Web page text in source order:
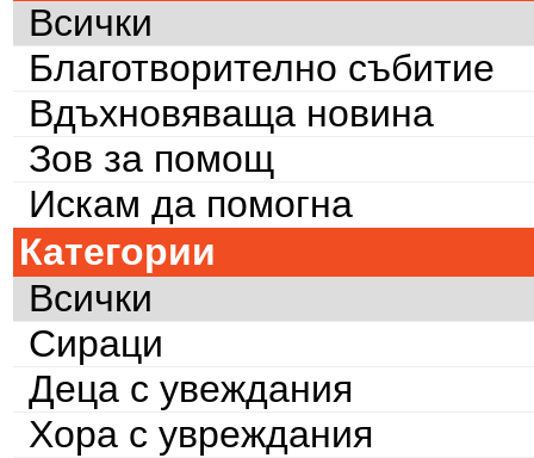
Всички
Благотворително събитие
Вдъхновяваща новина
Зов за помощ
Искам да помогна
Категории
Всички
Сираци
Деца с увеждания
Хора с увреждания